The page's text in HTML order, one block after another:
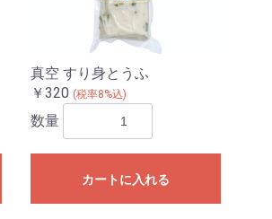
真空 すり身とうふ
￥320 (税率8%込)
数量
カートに入れる